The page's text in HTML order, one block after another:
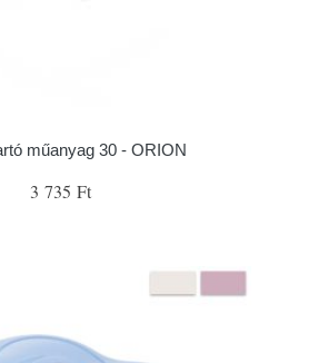
műanyag 30 - ORION
3 735 Ft